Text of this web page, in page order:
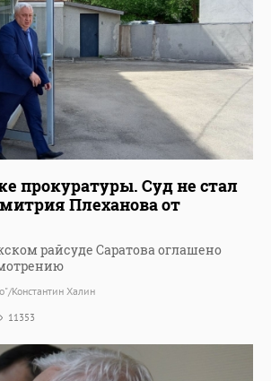
прокуратуры. Суд не стал
Плеханова от
райсуде Саратова оглашено
Константин Халин
11353